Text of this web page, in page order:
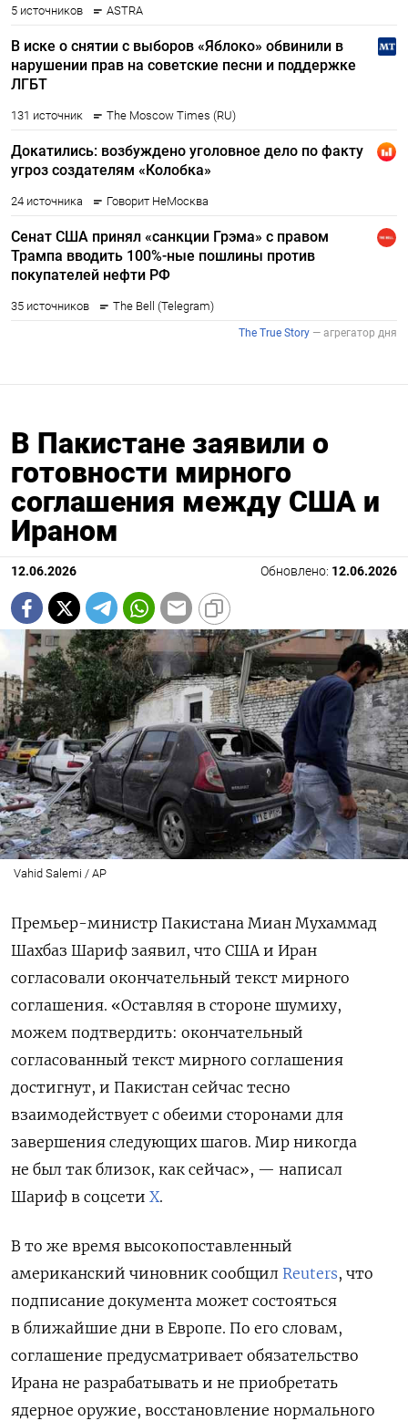
В Пакистане заявили о
готовности мирного
соглашения между США и
Ираном
12.06.2026 Обновлено: 12.06.2026
Vahid Salemi / AP
Премьер-министр Пакистана Миан Мухаммад
Шахбаз Шариф заявил, что США и Иран
согласовали окончательный текст мирного
соглашения. «Оставляя в стороне шумиху,
можем подтвердить: окончательный
согласованный текст мирного соглашения
достигнут, и Пакистан сейчас тесно
взаимодействует с обеими сторонами для
завершения следующих шагов. Мир никогда
не был так близок, как сейчас», — написал
Шариф в соцсети X.
В то же время высокопоставленный
американский чиновник сообщил Reuters, что
подписание документа может состояться
в ближайшие дни в Европе. По его словам,
соглашение предусматривает обязательство
Ирана не разрабатывать и не приобретать
ядерное оружие, восстановление нормального